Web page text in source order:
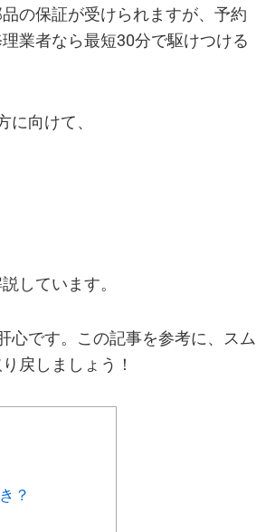
の保証が受けられますが、予約
業者なら最短30分で駆けつける
に向けて、
しています。
心です。この記事を参考に、スム
戻しましょう！
？